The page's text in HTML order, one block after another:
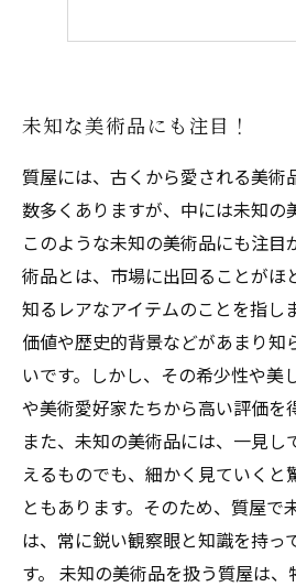
未知な美術品にも注目！
質屋には、古くから愛される美術
数多くありますが、中には未知の
このような未知の美術品にも注目
術品とは、市場に出回ることがほ
知るレアなアイテムのことを指し
価値や歴史的背景などがあまり知
いです。しかし、その希少性や美
や美術愛好家たちから高い評価を
また、未知の美術品には、一見し
えるものでも、細かく見ていくと
ともあります。そのため、質屋で
は、常に鋭い観察眼と知識を持っ
す。 未知の美術品を扱う質屋は、